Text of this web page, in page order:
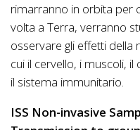
rimarranno in orbita per
volta a Terra, verranno
osservare gli effetti della
cui il cervello, i muscoli,
il sistema immunitario.
ISS Non-invasive